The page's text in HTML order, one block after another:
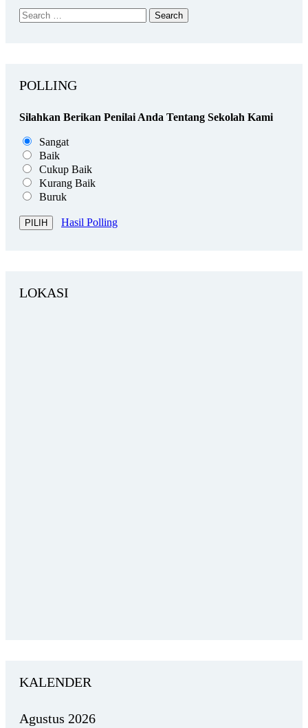
POLLING
Silahkan Berikan Penilai Anda Tentang Sekolah Kami
Sangat
Baik
Cukup Baik
Kurang Baik
Buruk
Hasil Polling
LOKASI
KALENDER
Agustus 2026